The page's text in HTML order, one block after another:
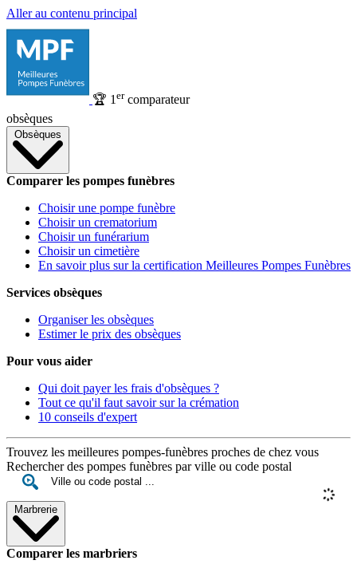
Aller au contenu principal
🏆 1 ercomparateur
obsèques
Obsèques
Comparer les pompes funèbres
Choisir une pompe funèbre
Choisir un crematorium
Choisir un funérarium
Choisir un cimetière
En savoir plus sur la certification Meilleures Pompes Funèbres
Services obsèques
Organiser les obsèques
Estimer le prix des obsèques
Pour vous aider
Qui doit payer les frais d'obsèques ?
Tout ce qu'il faut savoir sur la crémation
10 conseils d'expert
Trouvez les meilleures pompes-funèbres proches de chez vous
Rechercher des pompes funèbres par ville ou code postal
Marbrerie
Comparer les marbriers